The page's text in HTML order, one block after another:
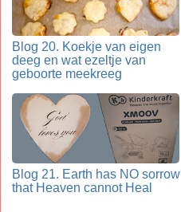
Blog 20. Koekje van eigen
deeg en wat ezeltje van
geboorte meekreeg
Blog 21. Earth has NO sorrow
that Heaven cannot Heal